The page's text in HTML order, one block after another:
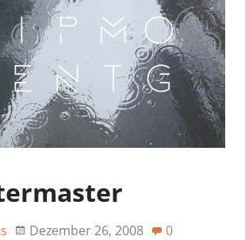
Dezember 26, 2008 0